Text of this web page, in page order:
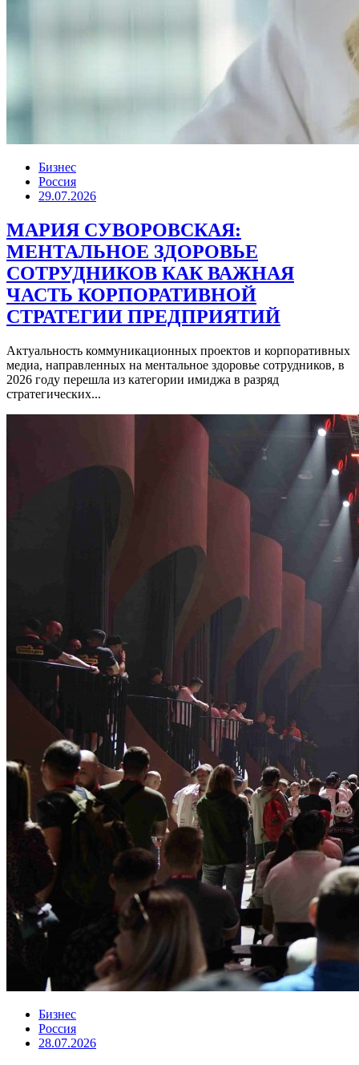
Бизнес
Россия
29.07.2026
МАРИЯ СУВОРОВСКАЯ:
МЕНТАЛЬНОЕ ЗДОРОВЬЕ
СОТРУДНИКОВ КАК ВАЖНАЯ
ЧАСТЬ КОРПОРАТИВНОЙ
СТРАТЕГИИ ПРЕДПРИЯТИЙ
Актуальность коммуникационных проектов и корпоративных
медиа, направленных на ментальное здоровье сотрудников, в
2026 году перешла из категории имиджа в разряд
стратегических...
Бизнес
Россия
28.07.2026